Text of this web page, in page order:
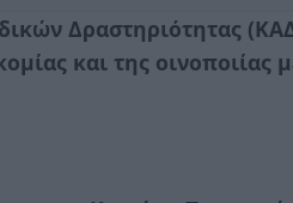
Δραστηριότητας
και της οινοποιίας